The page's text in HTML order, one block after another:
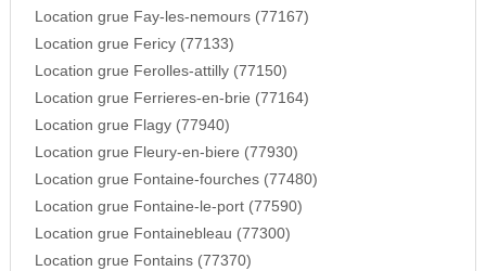
Location grue Fay-les-nemours (77167)
Location grue Fericy (77133)
Location grue Ferolles-attilly (77150)
Location grue Ferrieres-en-brie (77164)
Location grue Flagy (77940)
Location grue Fleury-en-biere (77930)
Location grue Fontaine-fourches (77480)
Location grue Fontaine-le-port (77590)
Location grue Fontainebleau (77300)
Location grue Fontains (77370)